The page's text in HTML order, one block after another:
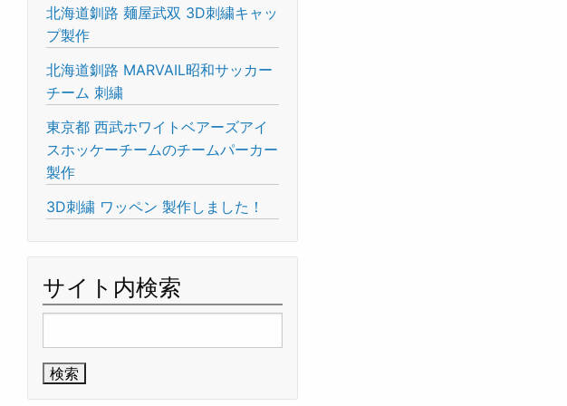
北海道釧路 麺屋武双 3D刺繍キャッ
プ製作
北海道釧路 MARVAIL昭和サッカー
チーム 刺繍
東京都 西武ホワイトベアーズアイ
スホッケーチームのチームパーカー
製作
3D刺繍 ワッペン 製作しました！
サイト内検索
索: